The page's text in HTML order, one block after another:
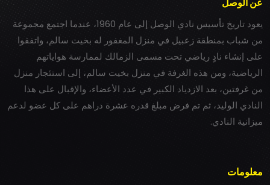
يعود تاريخ تأسيس نادي الوصل إلى عام 1960، عندما اجتمع مجموعة
من شباب بمنطقة زعبيل في منزل المغفور له بخيت سالم، واتفقوا
على إنشاء نادٍ رياضي تحت مسمى الزمالك لممارسة هواياتهم
الرياضية، ومن هذه الغرفة في منزل بخيت سالم، إلى استئجار منزل
من غرفتين، بعد الازدياد الكبير في عدد الأعضاء، والإقبال على هذا
النادي الوليد، ثم تم فرض مبلغ قدره عشرة دراهم على كل عضو لدعم
ميزانية النادي.
معلومات